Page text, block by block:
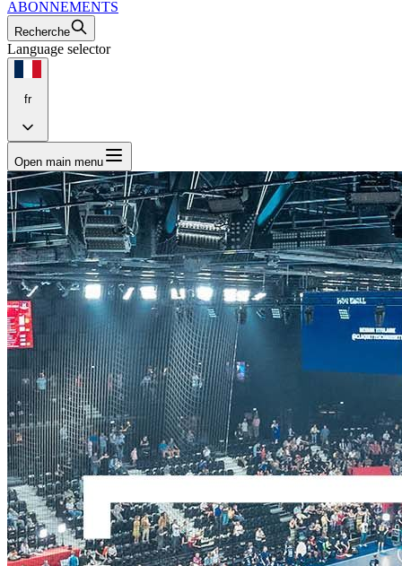
ABONNEMENTS
Recherche
Language selector
fr
Open main menu